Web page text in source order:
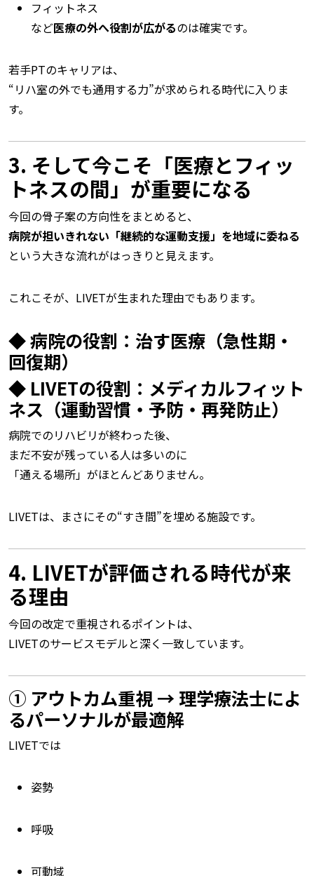
フィットネス
など医療の外へ役割が広がるのは確実です。
若手PTのキャリアは、
“リハ室の外でも通用する力”が求められる時代に入りま
す。
3. そして今こそ「医療とフィッ
トネスの間」が重要になる
今回の骨子案の方向性をまとめると、
病院が担いきれない「継続的な運動支援」を地域に委ねる
という大きな流れがはっきりと見えます。
これこそが、LIVETが生まれた理由でもあります。
◆ 病院の役割：治す医療（急性期・
回復期）
◆ LIVETの役割：メディカルフィット
ネス（運動習慣・予防・再発防止）
病院でのリハビリが終わった後、
まだ不安が残っている人は多いのに
「通える場所」がほとんどありません。
LIVETは、まさにその“すき間”を埋める施設です。
4. LIVETが評価される時代が来
る理由
今回の改定で重視されるポイントは、
LIVETのサービスモデルと深く一致しています。
① アウトカム重視 → 理学療法士によ
るパーソナルが最適解
LIVETでは
姿勢
呼吸
可動域